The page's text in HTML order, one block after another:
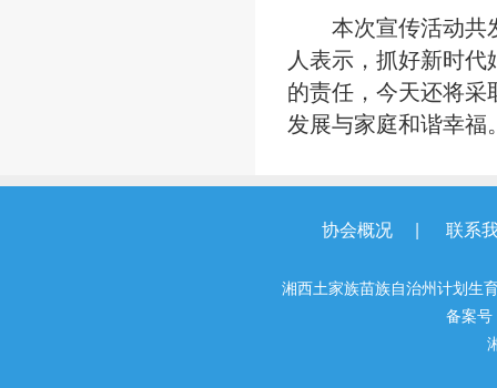
本次宣传活动共发
人表示，抓好新时
的责任，今天还将采
发展与家庭和谐幸福
协会概况 | 联系
湘西土家族苗族自治州计划生
备案号